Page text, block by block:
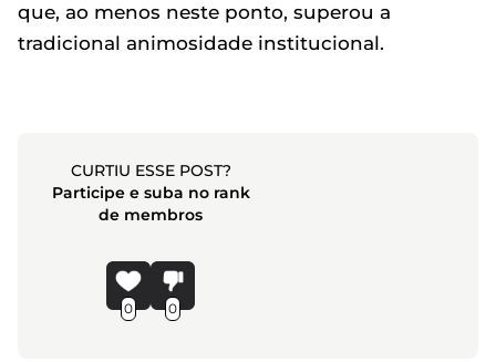
que, ao menos neste ponto, superou a
tradicional animosidade institucional.
CURTIU ESSE POST?
Participe e suba no rank
de membros
0 0